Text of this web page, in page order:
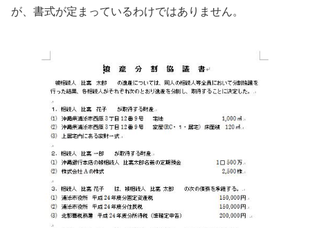
が、書式が定まっているわけではありません。